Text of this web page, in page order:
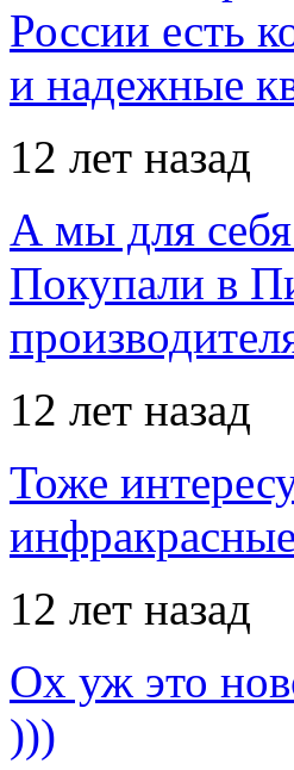
России есть
и надежные
12 лет назад
А мы для себя
Покупали в
12 лет назад
Тоже
12 лет назад
Ох уж это
)))